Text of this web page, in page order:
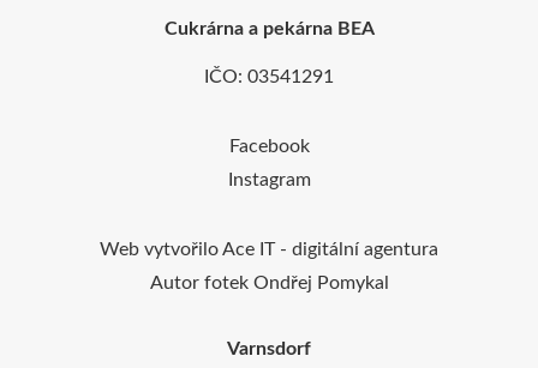
Cukrárna a pekárna BEA
IČO: 03541291
Facebook
Instagram
Web vytvořiloAce IT - digitální agentura
Autor fotekOndřej Pomykal
Varnsdorf